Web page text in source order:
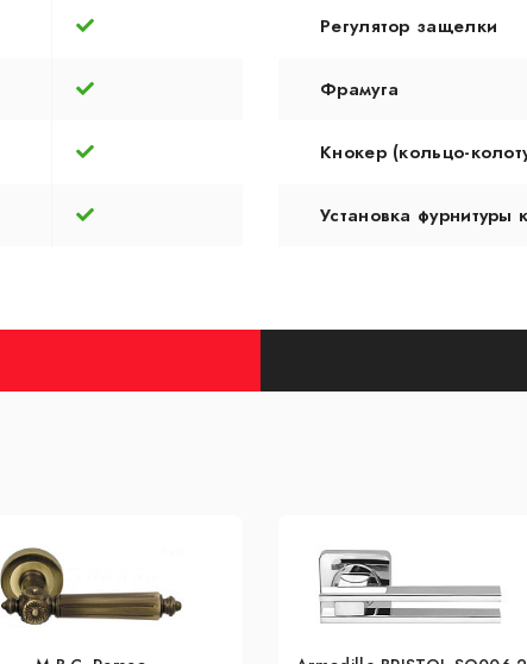
Регулятор защелки
Фрамуга
Кнокер (кольцо-
Установка фурнитуры